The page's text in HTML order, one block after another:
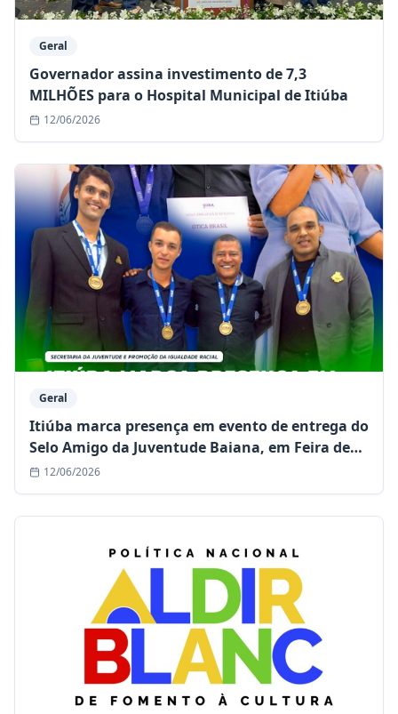
Geral
Governador assina investimento de 7,3
MILHÕES para o Hospital Municipal de Itiúba
12/06/2026
Geral
Itiúba marca presença em evento de entrega do
Selo Amigo da Juventude Baiana, em Feira de
Santana
12/06/2026